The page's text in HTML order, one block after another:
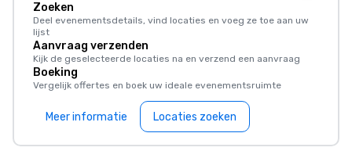
Zoeken
Deel evenementsdetails, vind locaties en voeg ze toe aan uw
lijst
Aanvraag verzenden
Kijk de geselecteerde locaties na en verzend een aanvraag
Boeking
Vergelijk offertes en boek uw ideale evenementsruimte
Meer informatie Locaties zoeken